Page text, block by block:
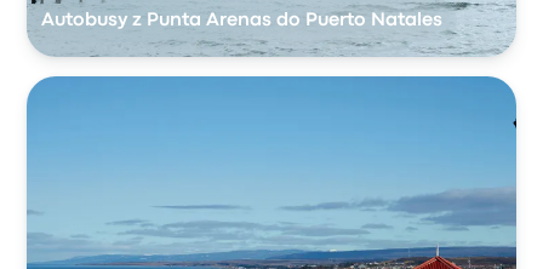
Autobusy z Punta Arenas do Puerto Natales